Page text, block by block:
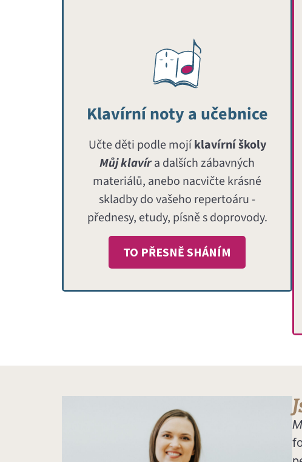
Klavírní noty a učebnice
Učte děti podle mojíklavírní školy
Můj klavíra dalších zábavných
materiálů, anebo nacvičte krásné
skladby do vašeho repertoáru -
přednesy, etudy, písně s doprovody.
TO PŘESNĚ SHÁNÍM